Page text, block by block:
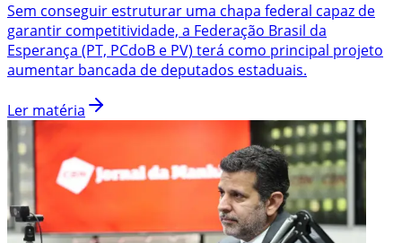
Sem conseguir estruturar uma chapa federal capaz de
garantir competitividade, a Federação Brasil da
Esperança (PT, PCdoB e PV) terá como principal projeto
aumentar bancada de deputados estaduais.
Ler matéria